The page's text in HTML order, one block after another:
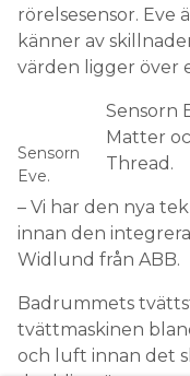
rörelsesensor. Eve
känner av
värden ligger över
Sensorn
Eve.
Sensorn
Matter
Thread.
– Vi har den nya
innan den
Widlund från ABB.
Badrummets
tvättmaskinen
och luft innan det